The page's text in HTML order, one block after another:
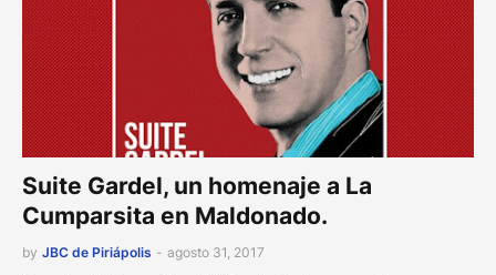
Suite Gardel, un homenaje a La
Cumparsita en Maldonado.
by JBC de Piriápolis - agosto 31, 2017